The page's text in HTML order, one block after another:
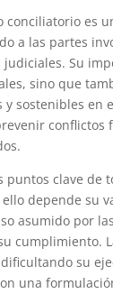
conciliatorio es
a las partes
judiciales. Su
sino que
y sostenibles en
conflictos
puntos clave de
depende su
asumido por
cumplimiento.
su
una